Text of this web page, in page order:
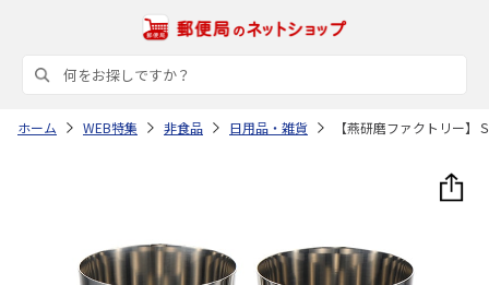
ホーム WEB特集 非食品 日用品・雑貨 【燕研磨ファクトリー